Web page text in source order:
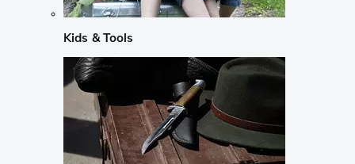
Kids & Tools